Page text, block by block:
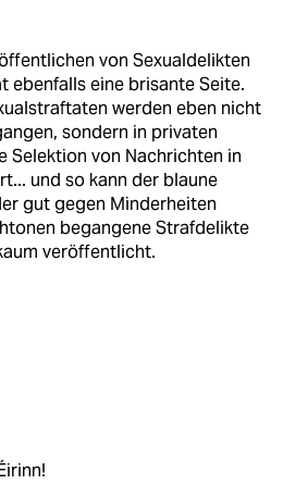
von Sexualdelikten
ebenfalls eine brisante Seite.
werden eben nicht
sondern in privaten
Selektion von Nachrichten in
und so kann der blaune
gut gegen Minderheiten
begangene Strafdelikte
veröffentlicht.